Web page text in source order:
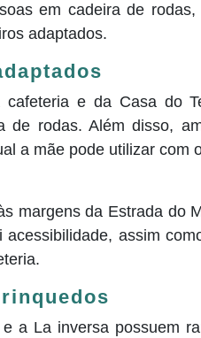
em cadeira de
adaptados.
e da Casa do
de rodas. Além disso,
a mãe pode utilizar com
margens da Estrada do
assim
a La inversa possuem